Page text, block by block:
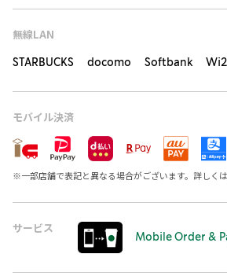
無線LAN
STARBUCKS docomo Softbank
モバイル決済
※一部店舗で表記と異なる場合がございます。詳しく
サービス
Mobile Order &